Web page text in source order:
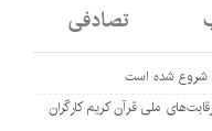
تصادفی
شروع شده است
ملی قرآن کریم کارگران